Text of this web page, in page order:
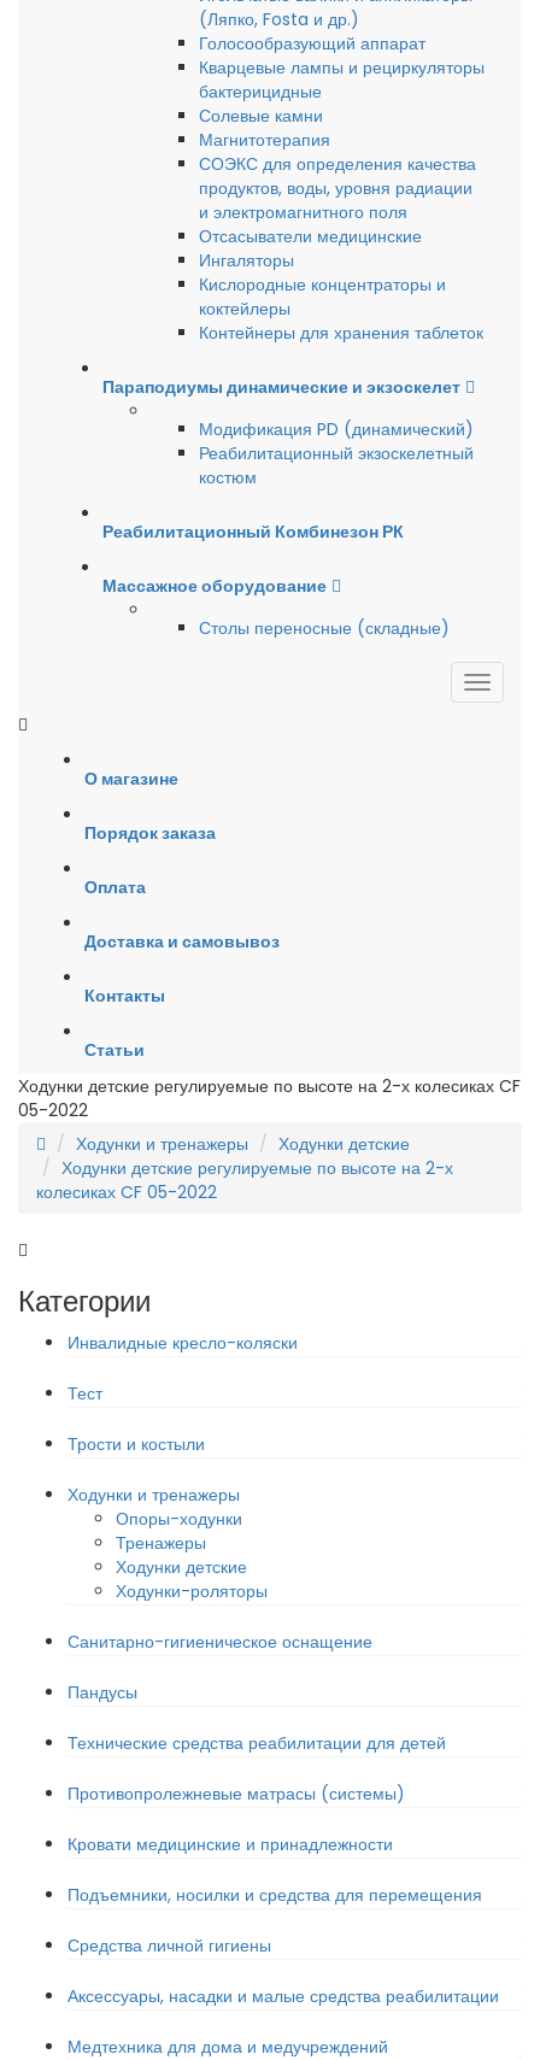
(Ляпко, Fosta и др.)
Голосообразующий аппарат
Кварцевые лампы и рециркуляторы
бактерицидные
Солевые камни
Магнитотерапия
СОЭКС для определения качества
продуктов, воды, уровня радиации
и электромагнитного поля
Отсасыватели медицинские
Ингаляторы
Кислородные концентраторы и
коктейлеры
Контейнеры для хранения таблеток
Параподиумы динамические и экзоскелет
Модификация PD (динамический)
Реабилитационный экзоскелетный
костюм
Реабилитационный Комбинезон РК
Массажное оборудование
Столы переносные (складные)
О магазине
Порядок заказа
Оплата
Доставка и самовывоз
Контакты
Статьи
Ходунки детские регулируемые по высоте на 2-х колесиках CF
05-2022
Ходунки и тренажеры
Ходунки детские
Ходунки детские регулируемые по высоте на 2-х
колесиках CF 05-2022
Категории
Инвалидные кресло-коляски
Тест
Трости и костыли
Ходунки и тренажеры
Опоры-ходунки
Тренажеры
Ходунки детские
Ходунки-роляторы
Санитарно-гигиеническое оснащение
Пандусы
Технические средства реабилитации для детей
Противопролежневые матрасы (системы)
Кровати медицинские и принадлежности
Подъемники, носилки и средства для перемещения
Средства личной гигиены
Аксессуары, насадки и малые средства реабилитации
Медтехника для дома и медучреждений